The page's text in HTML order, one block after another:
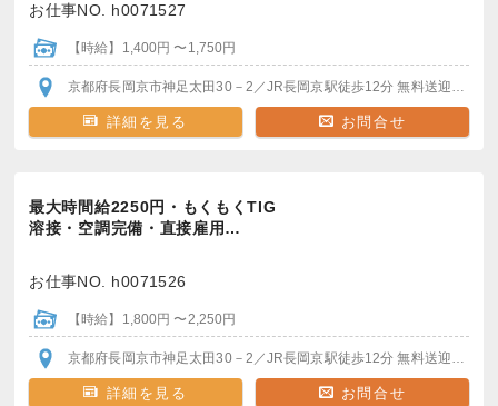
お仕事NO. h0071527
【時給】1,400円 〜1,750円
京都府長岡京市神足太田30－2 ／JR長岡京駅徒歩12分 無料送迎バスで5分
詳細を見る お問合せ
最大時間給2250円・もくもくTIG
溶接・空調完備・直接雇用…
お仕事NO. h0071526
【時給】1,800円 〜2,250円
京都府長岡京市神足太田30－2 ／JR長岡京駅徒歩12分 無料送迎バスで5分
詳細を見る お問合せ